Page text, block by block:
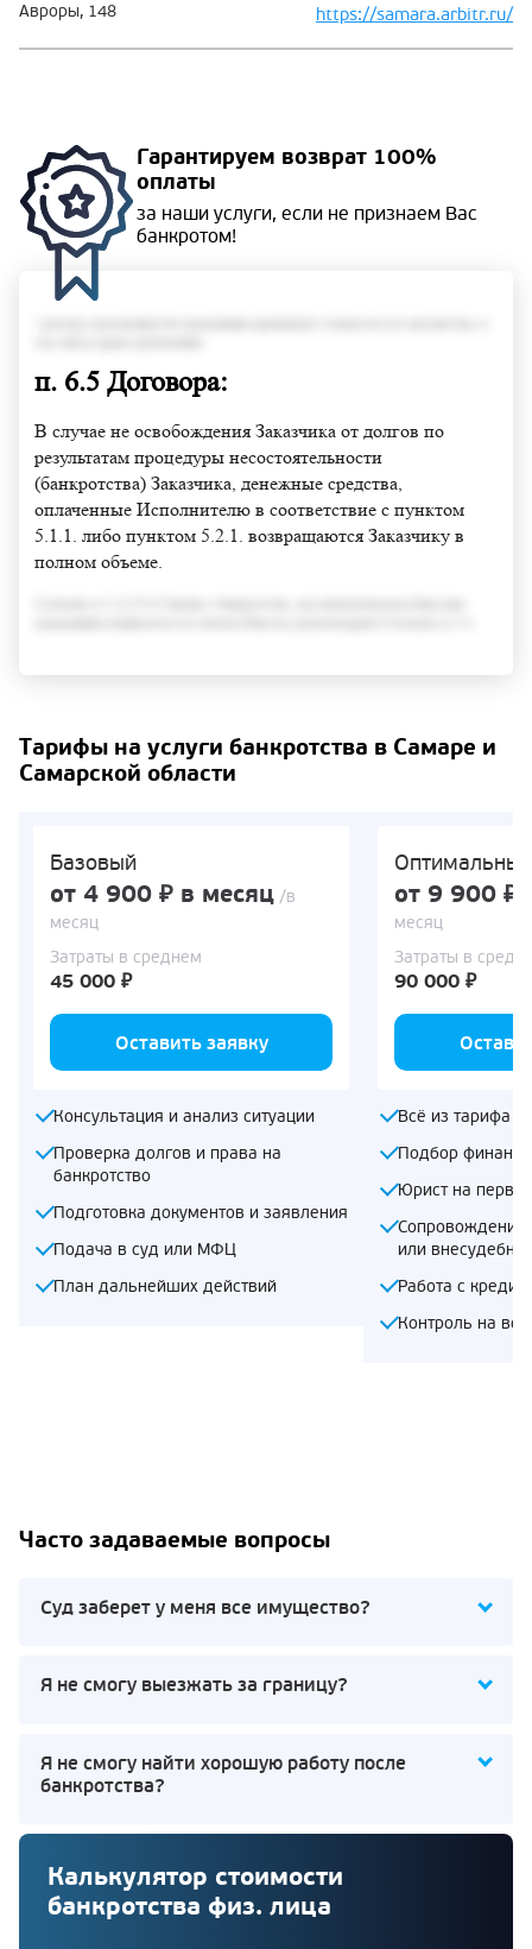
Авроры, 148 https://samara.arbitr.ru/
Гарантируем возврат 100%
оплаты
за наши услуги, если не признаем Вас
банкротом!
п. 6.5 Договора:
В случае не освобождения Заказчика от долгов по
результатам процедуры несостоятельности
(банкротства) Заказчика, денежные средства,
оплаченные Исполнителю в соответствие с пунктом
5.1.1. либо пунктом 5.2.1. возвращаются Заказчику в
полном объеме.
Тарифы на услуги банкротства в Самаре и
Самарской области
Базовый
от 4 900 ₽ в месяц /в
месяц
Затраты в среднем
45 000 ₽
Оставить заявку
Консультация и анализ ситуации
Проверка долгов и права на
банкротство
Подготовка документов и заявления
Подача в суд или МФЦ
План дальнейших действий
Оптимальный
от 9 900 ₽
месяц
Затраты в
90 000 ₽
Всё из тарифа
Подбор
Юрист на
Сопровождение
или
Работа с
Контроль на
Часто задаваемые вопросы
Суд заберет у меня все имущество?
Я не смогу выезжать за границу?
Я не смогу найти хорошую работу после
банкротства?
Калькулятор стоимости
банкротства физ. лица